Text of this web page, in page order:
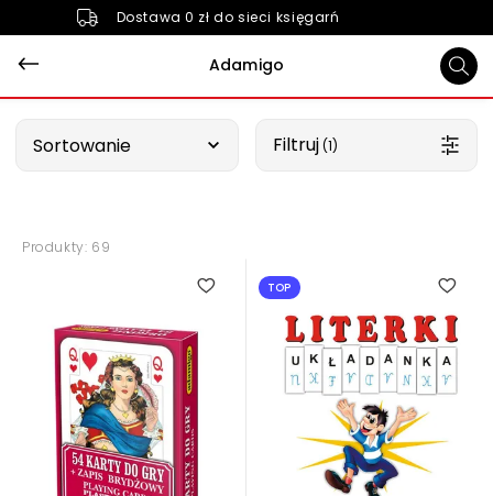
Dostawa 0 zł do sieci księgarń
Adamigo
Sortowanie Filtruj (1)
Produkty: 69
TOP